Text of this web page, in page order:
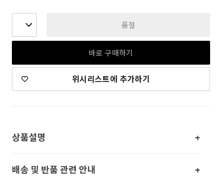
품절
바로 구매하기
위시리스트에 추가하기
상품설명
배송 및 반품 관련 안내